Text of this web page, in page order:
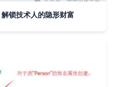
锁技术人的隐形财富